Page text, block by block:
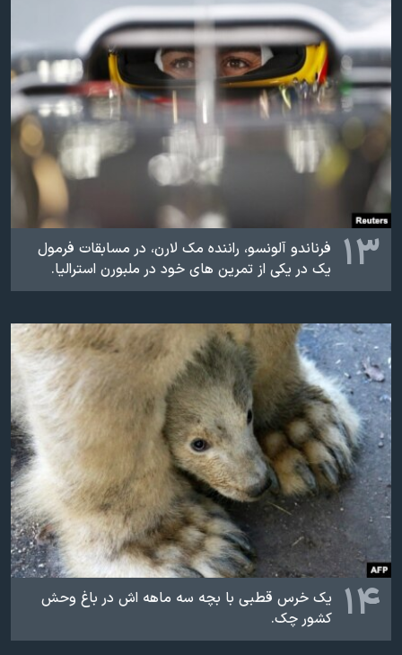
۱۳
فرناندو آلونسو، راننده مک لارن، در مسابقات فرمول
یک در یکی از تمرین های خود در ملبورن استرالیا.
۱۴
یک خرس قطبی با بچه سه ماهه اش در باغ وحش
کشور چک.